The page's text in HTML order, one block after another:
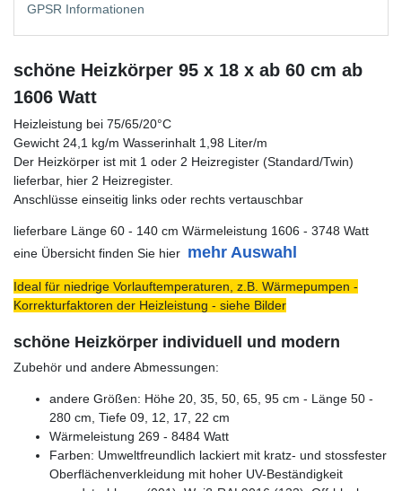
GPSR Informationen
schöne Heizkörper 95 x 18 x ab 60 cm ab
1606 Watt
Heizleistung bei 75/65/20°C
Gewicht 24,1 kg/m Wasserinhalt 1,98 Liter/m
Der Heizkörper ist mit 1 oder 2 Heizregister (Standard/Twin)
lieferbar, hier 2 Heizregister.
Anschlüsse einseitig links oder rechts vertauschbar
lieferbare Länge 60 - 140 cm Wärmeleistung 1606 - 3748 Watt
eine Übersicht finden Sie hier mehr Auswahl
Ideal für niedrige Vorlauftemperaturen, z.B. Wärmepumpen -
Korrekturfaktoren der Heizleistung - siehe Bilder
schöne Heizkörper individuell und modern
Zubehör und andere Abmessungen:
andere Größen: Höhe 20, 35, 50, 65, 95 cm - Länge 50 -
280 cm, Tiefe 09, 12, 17, 22 cm
Wärmeleistung 269 - 8484 Watt
Farben: Umweltfreundlich lackiert mit kratz- und stossfester
Oberflächenverkleidung mit hoher UV-Beständigkeit